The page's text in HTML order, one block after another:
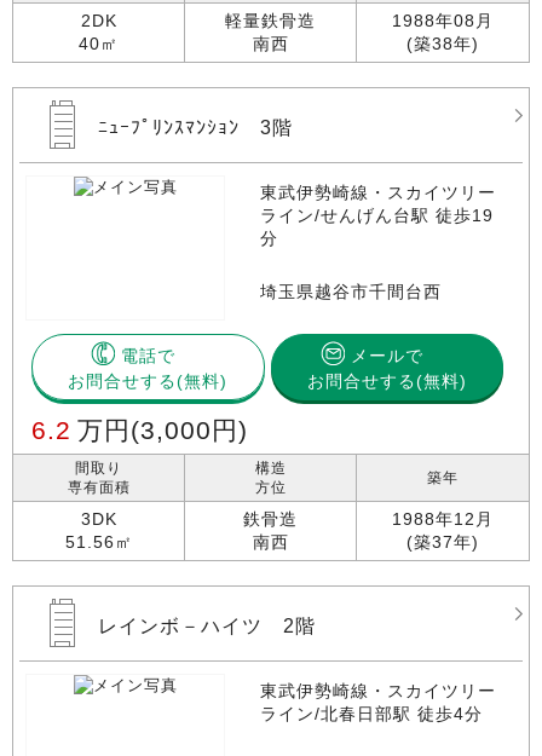
2DK
40㎡
軽量鉄骨造
南西
1988年08月
(築38年)
ﾆｭｰﾌﾟﾘﾝｽﾏﾝｼｮﾝ 3階
東武伊勢崎線・スカイツリー
ライン/せんげん台駅 徒歩19
分
埼玉県越谷市千間台西
電話で
お問合せする
メールで
お問合せする(無料)
6.2 万円 (3,000円)
間取り
専有面積
3DK
51.56㎡
構造
方位
鉄骨造
南西
築年
1988年12月
(築37年)
レインボ－ハイツ 2階
東武伊勢崎線・スカイツリー
ライン/北春日部駅 徒歩4分